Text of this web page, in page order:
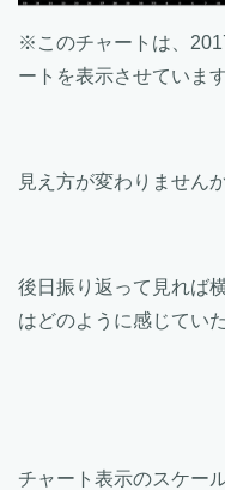
※このチャートは、
ートを表示させています
見え方が変わりません
後日振り返って見れば
はどのように感じてい
チャート表示のスケー